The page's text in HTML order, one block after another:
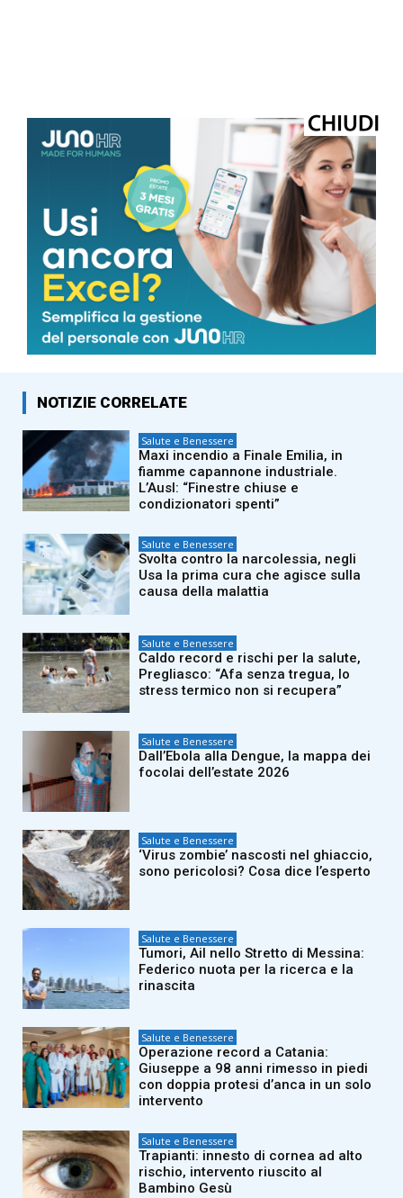
© Riproduzione riservata
salute
NOTIZIE CORRELATE
Salute e Benessere
Maxi incendio a Finale Emilia, in
fiamme capannone industriale.
L’Ausl: “Finestre chiuse e
condizionatori spenti”
Salute e Benessere
Svolta contro la narcolessia, negli
Usa la prima cura che agisce sulla
causa della malattia
Salute e Benessere
Caldo record e rischi per la salute,
Pregliasco: “Afa senza tregua, lo
stress termico non si recupera”
Salute e Benessere
Dall’Ebola alla Dengue, la mappa dei
focolai dell’estate 2026
Salute e Benessere
‘Virus zombie’ nascosti nel ghiaccio,
sono pericolosi? Cosa dice l’esperto
Salute e Benessere
Tumori, Ail nello Stretto di Messina:
Federico nuota per la ricerca e la
rinascita
Salute e Benessere
Operazione record a Catania:
Giuseppe a 98 anni rimesso in piedi
con doppia protesi d’anca in un solo
intervento
Salute e Benessere
Trapianti: innesto di cornea ad alto
rischio, intervento riuscito al
Bambino Gesù